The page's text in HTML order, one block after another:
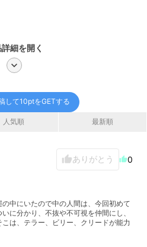
細を開く
chevron_right
人気順 最新順
して10ptをGETする
thumb_upありがとう thumb_up0
中にいたので中の人間は、今回初めて
に分かり、不抜や不可視を仲間にし、
は、テラー、ビリー、クリードが能力